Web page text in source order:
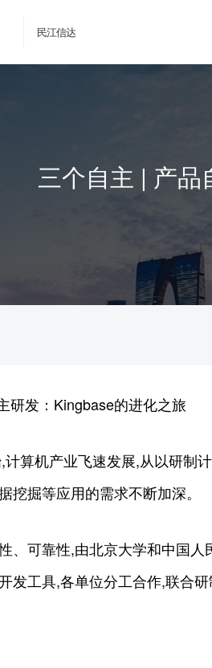
民江信达
三个自主 | 产
研发：Kingbase的进化之旅
算机产业飞速发展,从以研制
挖掘等应用的需求不断加深。
、可靠性,由北京大学和中国
发工具,各单位分工合作,联合